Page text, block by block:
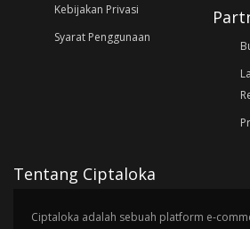
Kebijakan Privasi
Syarat Penggunaan
Tentang Ciptaloka
Ciptaloka adalah sebuah platform e-